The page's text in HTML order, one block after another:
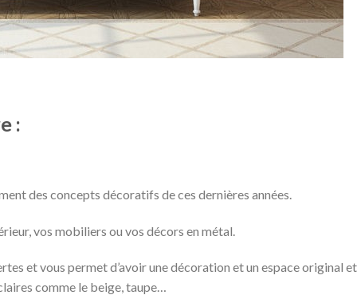
:
des concepts décoratifs de ces dernières années.
vos mobiliers ou vos décors en métal.
et vous permet d’avoir une décoration et un espace original et
comme le beige, taupe…